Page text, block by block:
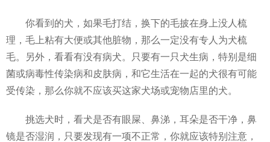
你看到的犬，如果毛打结，换下的毛披在身上没人梳
理，毛上粘有大便或其他脏物，那么一定没有专人为犬梳
毛。另外，看看有没有病犬。只要有一只犬生病，特别是细
菌或病毒性传染病和皮肤病，和它生活在一起的犬很有可能
受传染，那么你就不应该买这家犬场或宠物店里的犬。
挑选犬时，看犬是否有眼屎、鼻涕，耳朵是否干净，鼻
镜是否湿润，只要发现有一项不正常，你就应该特别注意，